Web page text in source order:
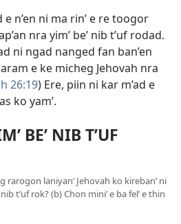
e n’en ni ma rin’ e re toogor
nra yim’ be’ nib t’uf rodad.
ni ngad nanged fan ban’en
e ke micheg Jehovah nra
26:19) Ere, piin ni kar m’ad e
ko yam’.
BE’ NIB T’UF
rarogon laniyan’ Jehovah ko kireban’ ni
t’uf rok? (b) Chon mini’ e ba fel’ e thin